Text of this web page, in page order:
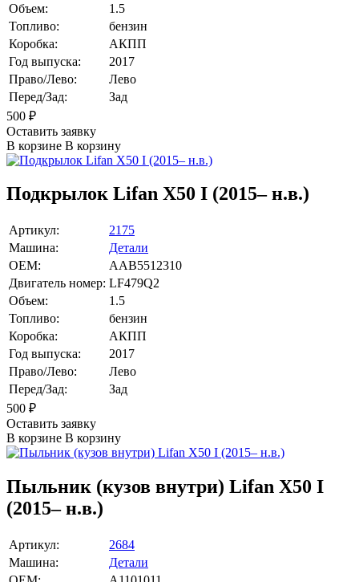
Объем:
1.5
Топливо:
бензин
Коробка:
АКПП
Год выпуска:
2017
Право/Лево:
Лево
Перед/Зад:
Зад
500 ₽
Оставить заявку
В корзине В корзину
Подкрылок Lifan X50 I (2015– н.в.)
Артикул:
2175
Машина:
Детали
OEM:
AAB5512310
Двигатель номер: LF479Q2
Объем:
1.5
Топливо:
бензин
Коробка:
АКПП
Год выпуска:
2017
Право/Лево:
Лево
Перед/Зад:
Зад
500 ₽
Оставить заявку
В корзине В корзину
Пыльник (кузов внутри) Lifan X50 I
(2015– н.в.)
Артикул:
2684
Машина:
Детали